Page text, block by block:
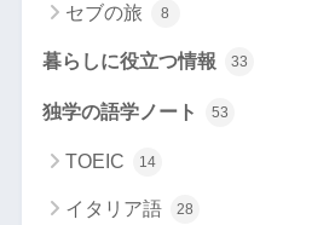
セブの旅 8
暮らしに役立つ情報 33
独学の語学ノート 53
TOEIC 14
イタリア語 28